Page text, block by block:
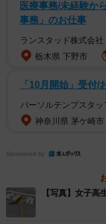
「まあ…確かに四駆で
「柴犬でもなく、中
「ブレーキ（拒否柴）
医療事務/未経験か
事務」のお仕事
ランスタッド株式会社
栃木県 下野市
「10月開始」受付/
パーソルテンプスタッ
神奈川県 茅ケ崎市
Sponsored by
【写真】女子